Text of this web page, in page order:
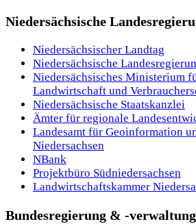
Niedersächsische
Niedersächsischer Landtag
Niedersächsische
Niedersächsisches Ministerium
Landwirtschaft und
Niedersächsische Staatskanzlei
Ämter für regionale
Landesamt für Geoinformation
Niedersachsen
NBank
Projektbüro Südniedersachsen
Landwirtschaftskammer
Bundesregierung & -verwaltung